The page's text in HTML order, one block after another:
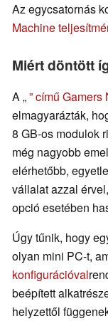
Az egycsatornás
Machine
Miért döntött
A „” című
elmagyarázták,
8 GB-os modulok
még nagyobb
elérhetőbb,
vállalat azzal
opció esetében
Úgy tűnik, hogy
olyan mini PC-t,
konfigurációval
beépített
helyzettől